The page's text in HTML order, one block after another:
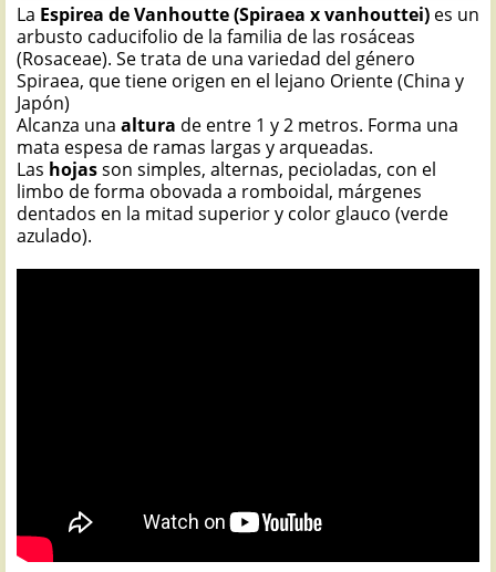
La Espirea de Vanhoutte (Spiraea x vanhouttei) es un
arbusto caducifolio de la familia de las rosáceas
(Rosaceae). Se trata de una variedad del género
Spiraea, que tiene origen en el lejano Oriente (China y
Japón)
Alcanza una altura de entre 1 y 2 metros. Forma una
mata espesa de ramas largas y arqueadas.
Las hojasson simples, alternas, pecioladas, con el
limbo de forma obovada a romboidal, márgenes
dentados en la mitad superior y color glauco (verde
azulado).